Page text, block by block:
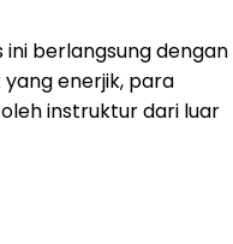
berlangsung dengan
enerjik, para
instruktur dari luar